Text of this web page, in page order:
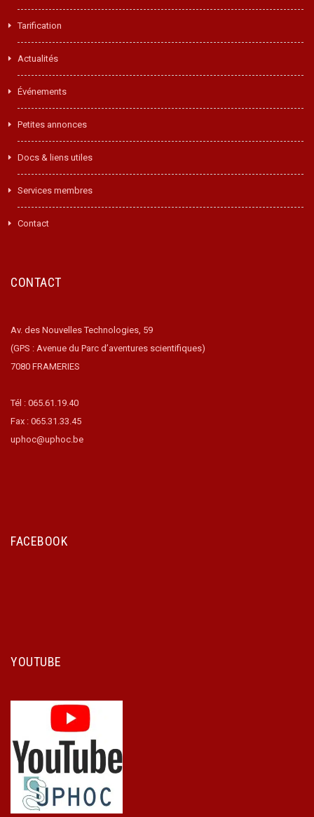
Tarification
Actualités
Événements
Petites annonces
Docs & liens utiles
Services membres
Contact
CONTACT
Av. des Nouvelles Technologies, 59
(GPS : Avenue du Parc d’aventures scientifiques)
7080 FRAMERIES
Tél : 065.61.19.40
Fax : 065.31.33.45
uphoc@uphoc.be
FACEBOOK
YOUTUBE